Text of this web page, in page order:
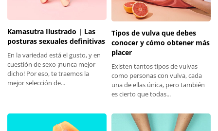
Kamasutra Ilustrado | Las
posturas sexuales definitivas
En la variedad está el gusto, y en
cuestión de sexo ¡nunca mejor
dicho! Por eso, te traemos la
mejor selección de...
Tipos de vulva que debes
conocer y cómo obtener más
placer
Existen tantos tipos de vulvas
como personas con vulva, cada
una de ellas única, pero también
es cierto que todas...